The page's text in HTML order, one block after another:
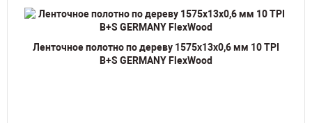
Ленточное полотно по дереву 1575х13х0,6 мм 10 TPI
B+S GERMANY FlexWood